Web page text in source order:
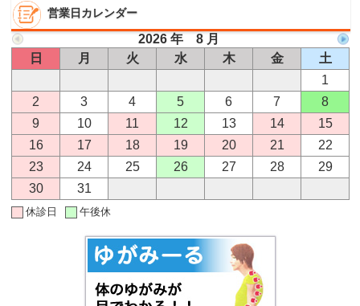
営業日カレンダー
2026 年 8 月
日
月 火 水 木 金
土
1
2
3 4 5 6 7
8
9
10 11 12 13 14
15
16
17 18 19 20 21
22
23
24 25 26 27 28
29
30
31
休診日 午後休